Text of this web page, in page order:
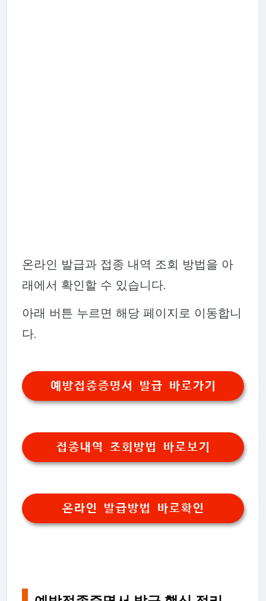
온라인 발급과 접종 내역 조회 방법을 아
래에서 확인할 수 있습니다.
아래 버튼 누르면 해당 페이지로 이동합니
다.
예방접종증명서 발급 바로가기
접종내역 조회방법 바로보기
온라인 발급방법 바로확인